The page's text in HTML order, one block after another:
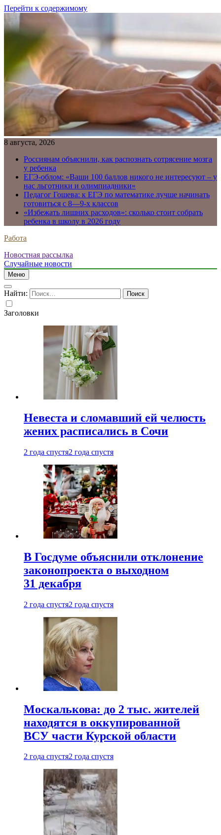
Перейти к содержимому
8 августа, 2026
Россиянам объяснили, как распознать сотрясение мозга
у ребенка
ЕГЭ-облом: «Ваши 100 баллов никого не интересуют – у
нас льготники и олимпиадники»
Педагог Гошева: к ЕГЭ по математике лучше начинать
готовиться с 8—9-х классов
«Избежать лишних расходов»: сколько стоит собрать
ребенка в школу в 2026 году
Работа
Новостная рассылка
Случайные новости
Меню
Найти:
Заголовки
Невеста и сломавший ей челюсть
жених расписались в Сочи
2 года спустя2 года спустя
В Госдуме объяснили отклонение
законопроекта о выходном
31 декабря
2 года спустя2 года спустя
Москалькова: до 2 тыс. жителей
находятся в оккупированной
ВСУ части Курской области
2 года спустя2 года спустя